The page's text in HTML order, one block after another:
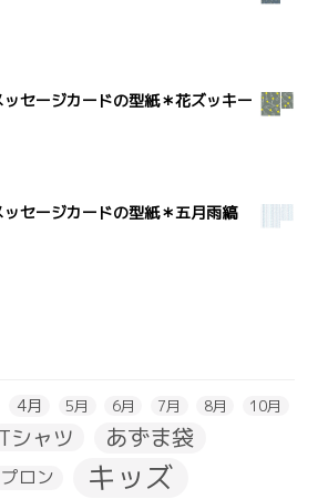
セージカードの型紙＊花ズッキー
セージカードの型紙＊五月雨縞
4月 5月 6月 7月 8月 10月
Tシャツ あずま袋
ロン キッズ